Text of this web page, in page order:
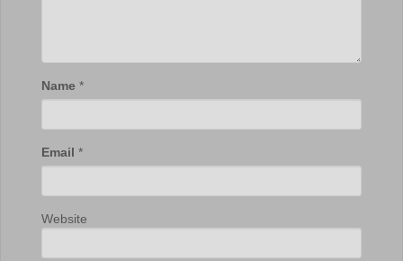
Name *
Email *
Website